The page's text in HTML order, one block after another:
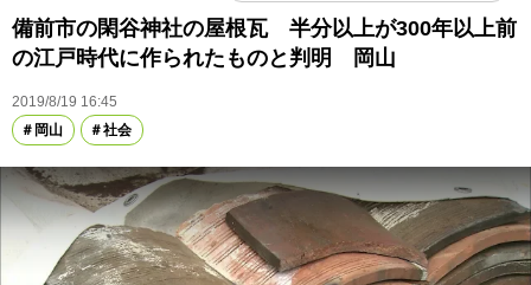
備前市の閑谷神社の屋根瓦 半分以上が300年以上前
の江戸時代に作られたものと判明 岡山
2019/8/19 16:45
岡山
社会